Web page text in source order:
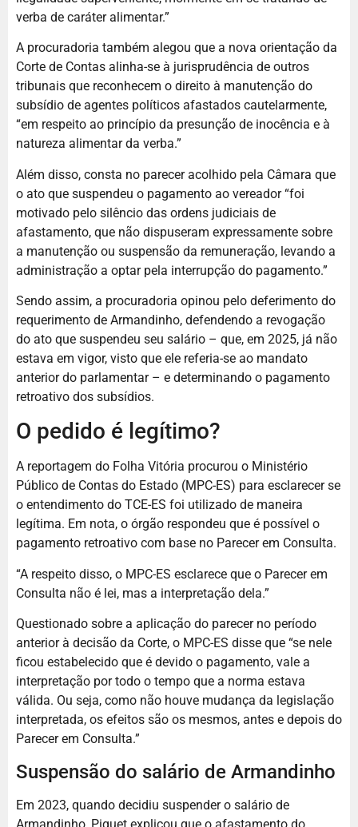
verba de caráter alimentar.”
A procuradoria também alegou que a nova orientação da
Corte de Contas alinha-se à jurisprudência de outros
tribunais que reconhecem o direito à manutenção do
subsídio de agentes políticos afastados cautelarmente,
“em respeito ao princípio da presunção de inocência e à
natureza alimentar da verba.”
Além disso, consta no parecer acolhido pela Câmara que
o ato que suspendeu o pagamento ao vereador “foi
motivado pelo silêncio das ordens judiciais de
afastamento, que não dispuseram expressamente sobre
a manutenção ou suspensão da remuneração, levando a
administração a optar pela interrupção do pagamento.”
Sendo assim, a procuradoria opinou pelo deferimento do
requerimento de Armandinho, defendendo a revogação
do ato que suspendeu seu salário – que, em 2025, já não
estava em vigor, visto que ele referia-se ao mandato
anterior do parlamentar – e determinando o pagamento
retroativo dos subsídios.
O pedido é legítimo?
A reportagem do Folha Vitória procurou o Ministério
Público de Contas do Estado (MPC-ES) para esclarecer se
o entendimento do TCE-ES foi utilizado de maneira
legítima. Em nota, o órgão respondeu que é possível o
pagamento retroativo com base no Parecer em Consulta.
“A respeito disso, o MPC-ES esclarece que o Parecer em
Consulta não é lei, mas a interpretação dela.”
Questionado sobre a aplicação do parecer no período
anterior à decisão da Corte, o MPC-ES disse que “se nele
ficou estabelecido que é devido o pagamento, vale a
interpretação por todo o tempo que a norma estava
válida. Ou seja, como não houve mudança da legislação
interpretada, os efeitos são os mesmos, antes e depois do
Parecer em Consulta.”
Suspensão do salário de Armandinho
Em 2023, quando decidiu suspender o salário de
Armandinho, Piquet explicou que o afastamento do